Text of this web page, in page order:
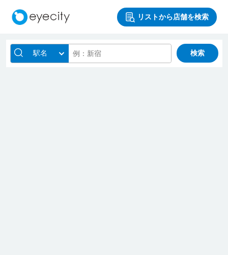
リストから店舗を検索
駅名 検索